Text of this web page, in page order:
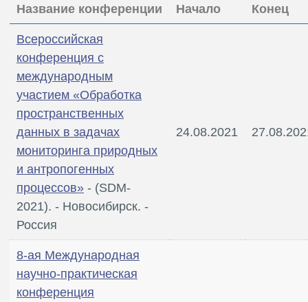
Название конференции Начало Конец
Всероссийская
конференция с
международным
участием «Обработка
пространственных
данных в задачах
мониторинга природных
и антропогенных
процессов» - (SDM-
2021). - Новосибирск. -
Россия
24.08.2021
8-ая Международная
научно-практическая
конференция